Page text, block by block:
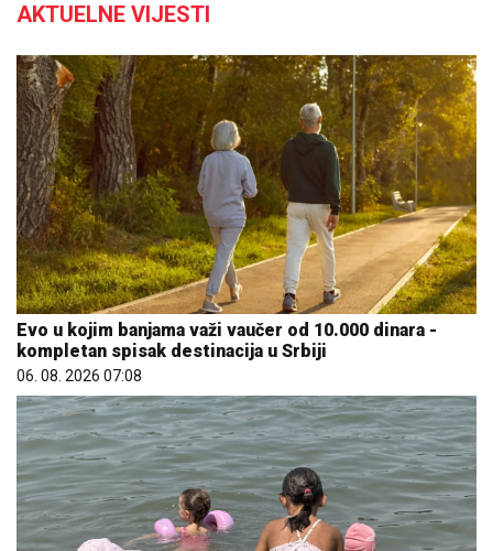
AKTUELNE VIJESTI
Evo u kojim banjama važi vaučer od 10.000 dinara -
kompletan spisak destinacija u Srbiji
06. 08. 2026 07:08